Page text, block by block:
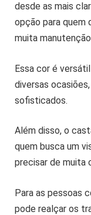
desde as mais
opção para quem
muita
Essa cor é
diversas
sofisticados.
Além disso, o
quem busca um
precisar de muita
Para as pessoas
pode realçar os